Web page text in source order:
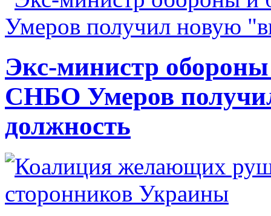
Экс-министр
СНБО Умеров
должность